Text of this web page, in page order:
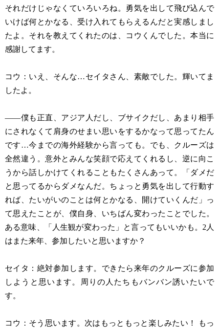
それだけじゃなくていろいろね。勇気を出して飛び込んで
いけば何とかなる、受け入れてもらえるんだと実感しまし
たよ。それを教えてくれたのは、コウくんでした。本当に
感謝してます。
コウ：いえ、そんな…セイタさん、素敵でした。輝いてま
したよ。
——僕も正直、アジア人だし、ブサイクだし、あまり相手
にされなくて肩身のせまい思いをするかなって思ってたん
です…今までの海外経験から言っても。でも、クルーズは
全然違う。意外とみんな笑顔で応えてくれるし、逆に向こ
うから話しかけてくれることもたくさんあって。「ダメだ
と思ってるからダメなんだ。ちょっと勇気を出して行動す
れば、たいがいのことは何とかなる、開けていくんだ」っ
て思えたことが、僕自身、いちばん変わったことでした。
ある意味、「人生観が変わった」と言ってもいいかも。2人
はまた来年、参加したいと思いますか？
セイタ：絶対参加します。できたら来年のクルーズに参加
しようと思います。周りの人たちもバンバン誘いたいで
す。
コウ：そう思います。次はもっともっと楽しみたい！ もっ